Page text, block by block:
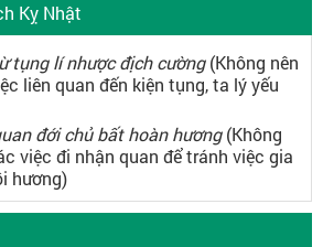
Kỵ Nhật
tụng lí nhược địch cường(Không nên
liên quan đến kiện tụng, ta lý yếu
đới chủ bất hoàn hương(Không
việc đi nhận quan để tránh việc gia
hương)